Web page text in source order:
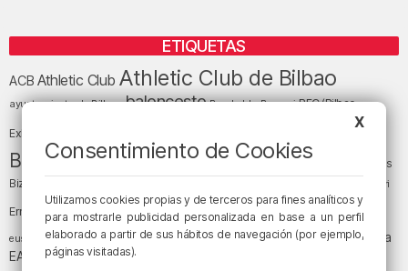
ETIQUETAS
ACB Athletic Club Athletic Club de Bilbao
ayuntamiento de Bilbao baloncesto Barakaldo Basauri BEC (Bilbao
Exhibition Center) Bizkaia
Bizkaia y sus comarcas Copa del Rey cultura
Cáritas
Bizkaia
Diócesis de Bilbao el tiempo Enkarterri
Ernesto Valverde Ertzaintza Euskadi (País Vasco)
euskera fiestas fútbol Gobierno vasco juanma jubera LaLiga LaLiga
EA Sports Liga Endesa
X
Consentimiento de Cookies
Utilizamos cookies propias y de terceros para fines analíticos y
para mostrarle publicidad personalizada en base a un perfil
elaborado a partir de sus hábitos de navegación (por ejemplo,
páginas visitadas).